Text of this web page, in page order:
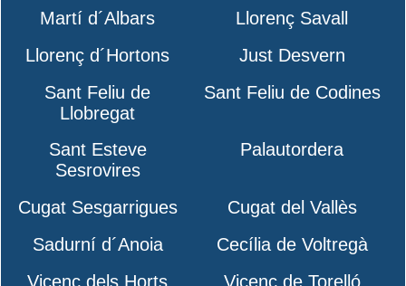
Martí d´Albars
Llorenç Savall
Llorenç d´Hortons
Just Desvern
Sant Feliu de
Llobregat
Sant Feliu de Codines
Sant Esteve
Sesrovires
Palautordera
Cugat Sesgarrigues
Cugat del Vallès
Sadurní d´Anoia
Cecília de Voltregà
Vicenç dels Horts
Vicenç de Torelló